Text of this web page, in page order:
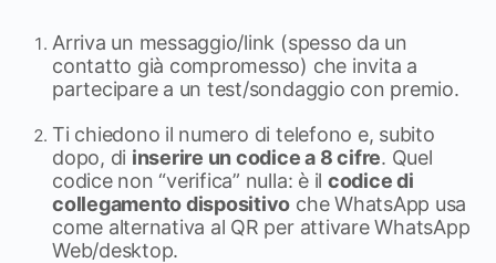
Arriva un messaggio/link (spesso da un
contatto già compromesso) che invita a
partecipare a un test/sondaggio con premio.
Ti chiedono il numero di telefono e, subito
dopo, di inserire un codice a 8 cifre. Quel
codice non “verifica” nulla: è il codice di
collegamento dispositivo che WhatsApp usa
come alternativa al QR per attivare WhatsApp
Web/desktop.